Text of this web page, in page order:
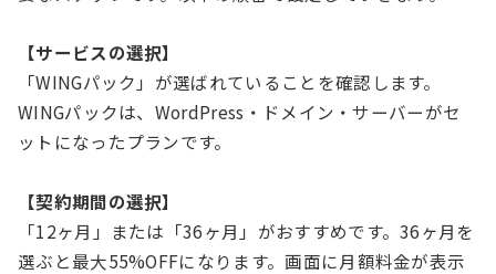
【サービスの選択】
「WINGパック」が選ばれていることを確認します。
WINGパックは、WordPress・ドメイン・サーバーがセ
ットになったプランです。
【契約期間の選択】
「12ヶ月」または「36ヶ月」がおすすめです。36ヶ月を
選ぶと最大55%OFFになります。画面に月額料金が表示